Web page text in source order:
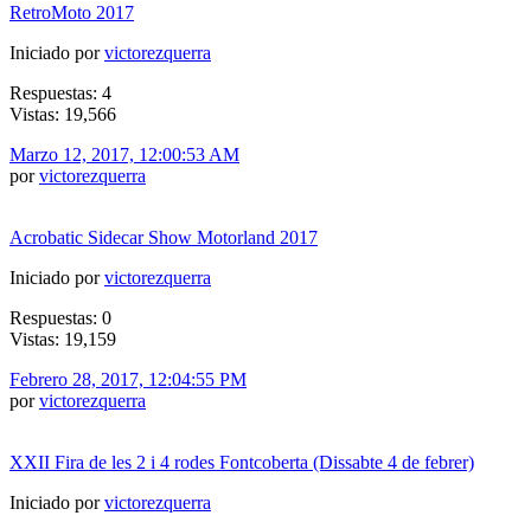
RetroMoto 2017
Iniciado porvictorezquerra
Respuestas: 4
Vistas: 19,566
Marzo 12, 2017, 12:00:53 AM
porvictorezquerra
Acrobatic Sidecar Show Motorland 2017
Iniciado porvictorezquerra
Respuestas: 0
Vistas: 19,159
Febrero 28, 2017, 12:04:55 PM
porvictorezquerra
XXII Fira de les 2 i 4 rodes Fontcoberta (Dissabte 4 de febrer)
Iniciado porvictorezquerra